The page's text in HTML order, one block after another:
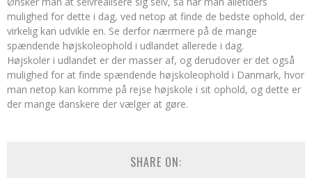
mulighed for dette i dag, ved netop at finde de bedste ophold, der
virkelig kan udvikle en. Se derfor nærmere på de mange
spændende højskoleophold i udlandet allerede i dag.
Højskoler i udlandet er der masser af, og derudover er det også
mulighed for at finde spændende højskoleophold i Danmark, hvor
man netop kan komme på rejse højskole i sit ophold, og dette er
der mange danskere der vælger at gøre.
SHARE ON: